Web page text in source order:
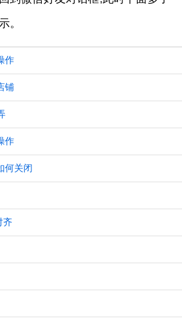
。
作
铺
作
何关闭
齐